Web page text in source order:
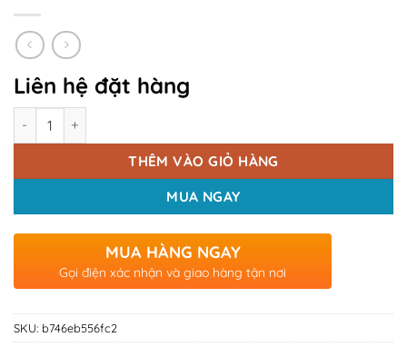
Liên hệ đặt hàng
Số lượng
THÊM VÀO GIỎ HÀNG
MUA NGAY
MUA HÀNG NGAY
Gọi điện xác nhận và giao hàng tận nơi
SKU: b746eb556fc2